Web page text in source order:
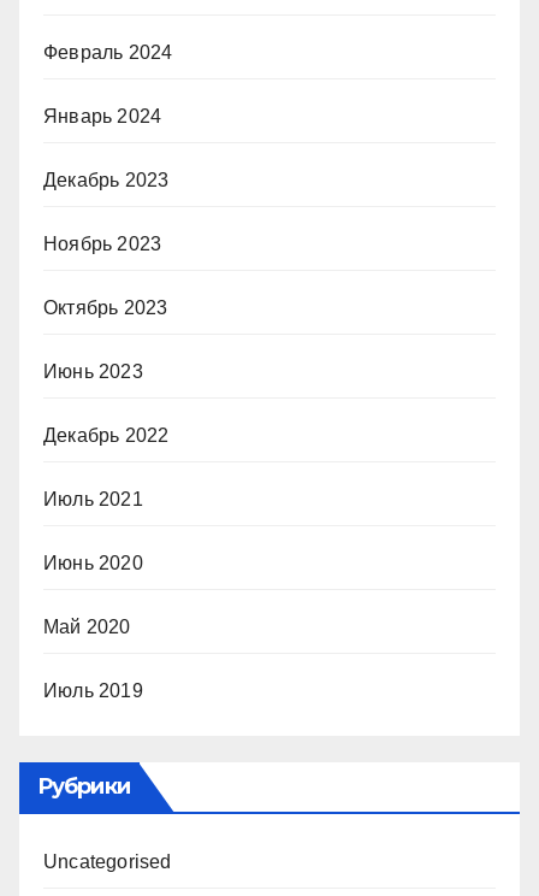
Февраль 2024
Январь 2024
Декабрь 2023
Ноябрь 2023
Октябрь 2023
Июнь 2023
Декабрь 2022
Июль 2021
Июнь 2020
Май 2020
Июль 2019
Рубрики
Uncategorised